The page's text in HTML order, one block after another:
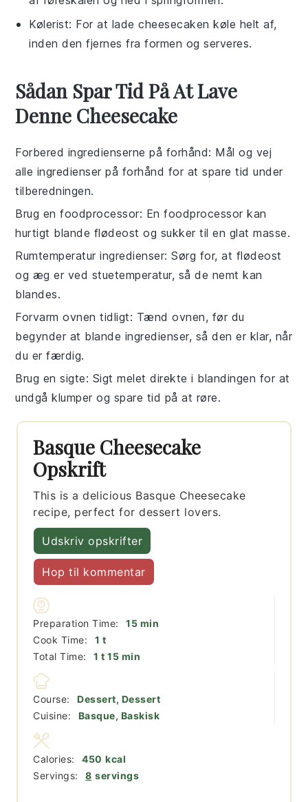
Kølerist: For at lade cheesecaken køle helt af,
inden den fjernes fra formen og serveres.
Sådan Spar Tid På At Lave
Denne Cheesecake
Forbered ingredienserne på forhånd: Mål og vej
alle ingredienser på forhånd for at spare tid under
tilberedningen.
Brug en foodprocessor: Enfoodprocessor kan
hurtigt blande flødeost og sukker til en glat masse.
Rumtemperatur ingredienser: Sørg for, at flødeost
og æg er ved stuetemperatur, så de nemt kan
blandes.
Forvarm ovnen tidligt: Tænd ovnen, før du
begynder at blande ingredienser, så den er klar, når
du er færdig.
Brug en sigte: Sigtmelet direkte i blandingen for at
undgå klumper og spare tid på at røre.
Basque Cheesecake
Opskrift
This is a delicious Basque Cheesecake
recipe, perfect for dessert lovers.
Udskriv opskrifter
Hop til kommentar
Preparation Time: 15minutter
min
Cook Time:
1 time
t
Total Time:
1 time
t 15minutter
min
Course:
Dessert, Dessert
Cuisine:
Basque, Baskisk
Servings: 8 servings
Calories: 450 kcal